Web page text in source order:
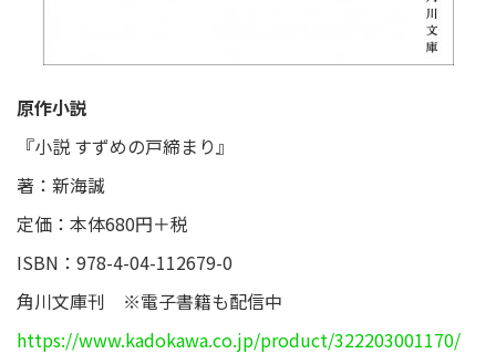
原作小説
『小説 すずめの戸締まり』
著：新海誠
定価：本体680円＋税
ISBN：978-4-04-112679-0
角川文庫刊 ※電子書籍も配信中
https://www.kadokawa.co.jp/product/322203001170/